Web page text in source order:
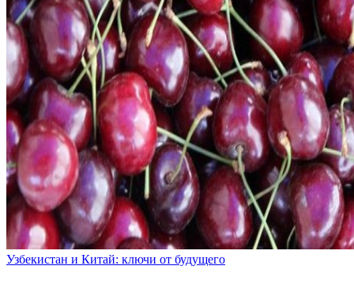
Узбекистан и Китай: ключи от будущего